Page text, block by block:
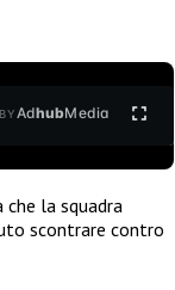
AdhubMedia
la squadra
scontrare contro